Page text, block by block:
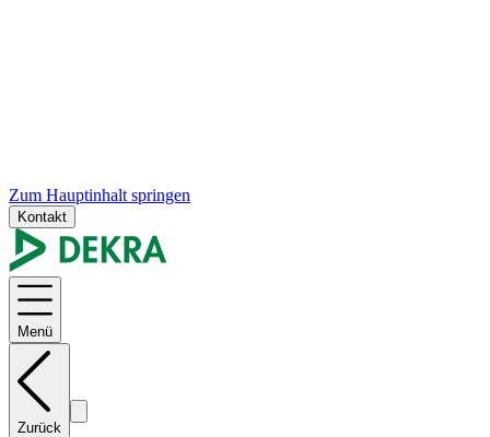
Zum Hauptinhalt springen
Kontakt
Menü
Zurück